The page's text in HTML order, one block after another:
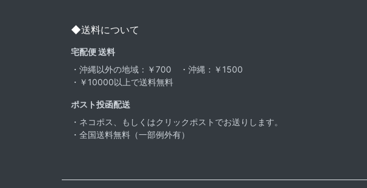
◆送料について
宅配便 送料
・沖縄以外の地域：￥700 ・沖縄：￥1500
・￥10000以上で送料無料
ポスト投函配送
・ネコポス、もしくはクリックポストでお送りします。
・全国送料無料（一部例外有）